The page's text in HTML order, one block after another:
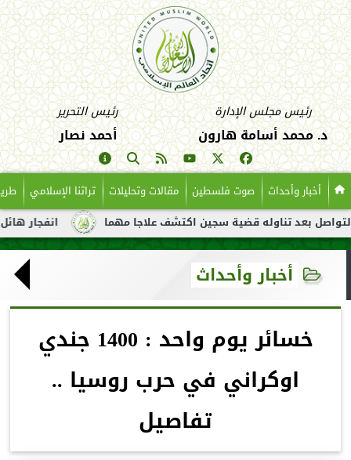
رئيس مجلس الإدارة
د. محمد أسامة هارون
رئيس التحرير
أحمد نصار
أخبار وأحداث صوت فلسطين مقالات وتحليلات تراثنا الإسلامي
انفجار هائل بعد تناوله قضية سجين اكتشف علاجا مهما
أخبار وأحداث
خسائر يوم واحد : 1400 جندي
اوكراني في حرب روسيا ..
تفاصيل